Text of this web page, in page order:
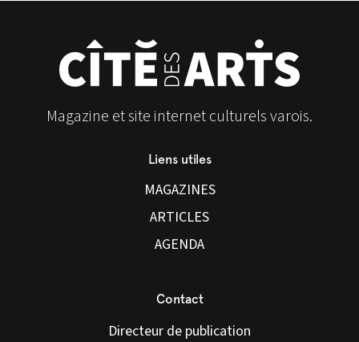
Magazine et site internet culturels varois.
Liens utiles
MAGAZINES
ARTICLES
AGENDA
Contact
Directeur de publication